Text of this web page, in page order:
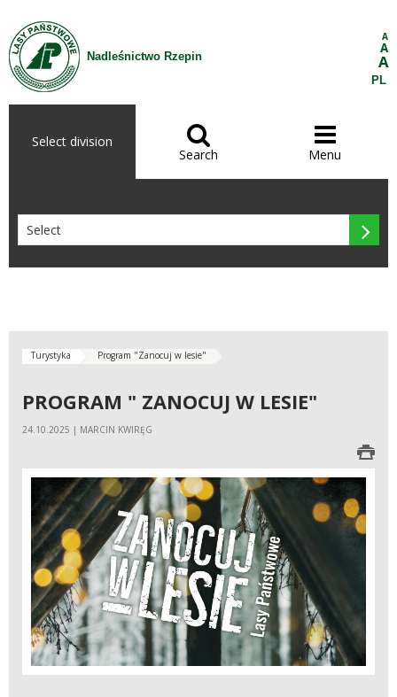
Skip to Content
Nadleśnictwo Rzepin
A
A
A
PL
Select division 
Search

Menu

Turystyka Program "Zanocuj w lesie"
PROGRAM " ZANOCUJ W LESIE"
24.10.2025 | MARCIN KWIRĘG